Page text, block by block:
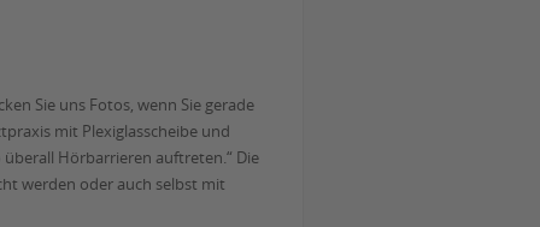
Sie uns Fotos, wenn Sie gerade
mit Plexiglasscheibe und
Hörbarrieren auftreten.“ Die
werden oder auch selbst mit